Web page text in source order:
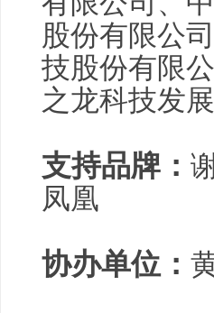
股份有限公
技股份有限
之龙科技发
支持品牌：
凤凰
协办单位：